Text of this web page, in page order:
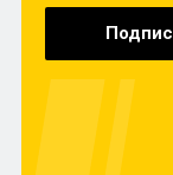
Почему
на